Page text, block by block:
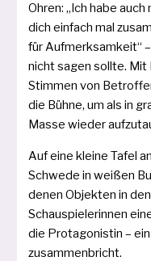
Ohren: „Ich habe
dich ein­fach mal
für Aufmerksamkeit“
nicht sagen soll­te. Mit
Stimmen von
die Bühne, um als in
Masse wie­der
Auf eine klei­ne Tafel
Schwede in wei­ßen
de­nen Objekten in
Schauspielerinnen
die Pro­tagonistin –
zusammenbricht.